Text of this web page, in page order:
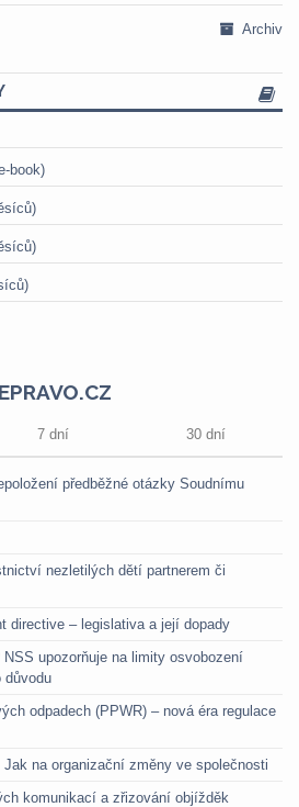
Archiv
book)
7 dní 30 dní
předběžné otázky Soudnímu
nezletilých dětí partnerem či
directive – legislativa a její dopady
NSS upozorňuje na limity osvobození
důvodu
odpadech (PPWR) – nová éra regulace
na organizační změny ve společnosti
komunikací a zřizování objížděk